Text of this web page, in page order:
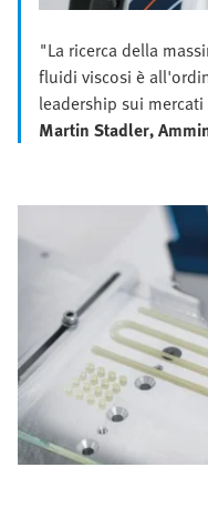
"La ricerca della
fluidi viscosi è
leadership sui
Martin Stadler,